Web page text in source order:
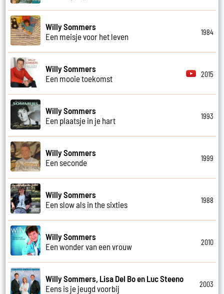
Willy Sommers
Een meisje voor het leven
1984
Willy Sommers
Een mooie toekomst
2015
Willy Sommers
Een plaatsje in je hart
1993
Willy Sommers
Een seconde
1999
Willy Sommers
Een slow als in the sixties
1988
Willy Sommers
Een wonder van een vrouw
2010
Willy Sommers, Lisa Del Bo en Luc Steeno
Eens is je jeugd voorbij
2003